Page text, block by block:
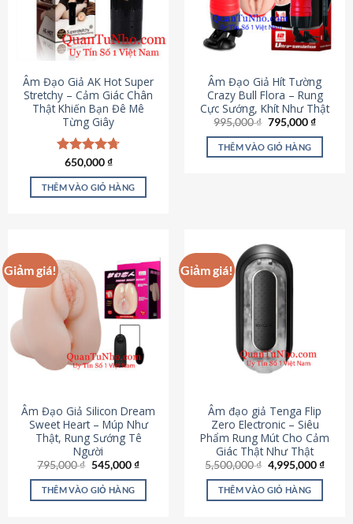
Âm Đạo Giả AK Hot Super
Stretchy – Cảm Giác Chân
Thật Khiến Bạn Đê Mê
Từng Giây
Được xếp
hạng4.75
5 sao
650,000₫
THÊM VÀO GIỎ HÀNG
Âm Đạo Giả Hít Tường
Crazy Bull Flora – Rung
Cực Sướng, Khít Như Thật
995,000₫ Giá
là:
995,000 ₫.
795,000₫Giá
tại
THÊM VÀO GIỎ HÀNG
Giảm giá!
Âm Đạo Giả Silicon Dream
Sweet Heart – Múp Như
Thật, Rung Sướng Tê
Người
795,000₫ Giá
là:
795,000 ₫.
545,000₫Giá
tại
545,000 ₫.
THÊM VÀO GIỎ HÀNG
Giảm giá!
Âm đạo giả Tenga Flip
Zero Electronic – Siêu
Phẩm Rung Mút Cho Cảm
Giác Thật Như Thật
5,500,000₫ Giá
gốc
là:
5,500,000 ₫.
4,995,000₫Giá
THÊM VÀO GIỎ HÀNG